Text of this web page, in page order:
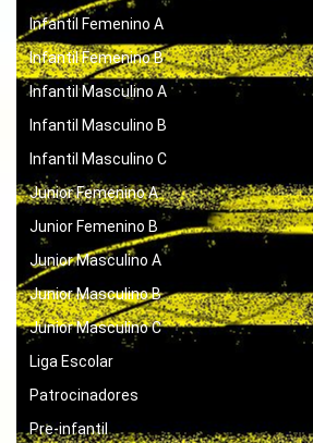
Infantil Femenino A
Infantil Femenino B
Infantil Masculino A
Infantil Masculino B
Infantil Masculino C
Junior Femenino A
Junior Femenino B
Junior Masculino A
Junior Masculino B
Junior Masculino C
Liga Escolar
Patrocinadores
Pre-infantil